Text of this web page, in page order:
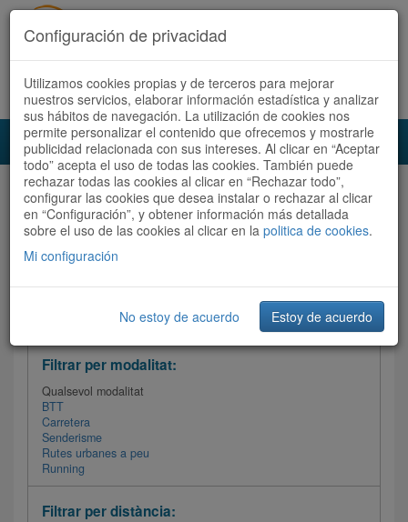
Accedeix Registra't ara Español Català
Audioruta Totes les rutes
Totes les rutes Ordenar per:Més recents/ Dificultat
Filtrar les rutes
Filtrar per modalitat:
Qualsevol modalitat
BTT
Carretera
Senderisme
Rutes urbanes a peu
Running
Filtrar per distància:
Configuración de privacidad
Utilizamos cookies propias y de terceros para mejorar
nuestros servicios, elaborar información estadística y analizar
sus hábitos de navegación. La utilización de cookies nos
permite personalizar el contenido que ofrecemos y mostrarle
publicidad relacionada con sus intereses. Al clicar en “Aceptar
todo” acepta el uso de todas las cookies. También puede
rechazar todas las cookies al clicar en “Rechazar todo”,
configurar las cookies que desea instalar o rechazar al clicar
en “Configuración”, y obtener información más detallada
sobre el uso de las cookies al clicar en la politica de cookies.
Mi configuración
No estoy de acuerdo Estoy de acuerdo